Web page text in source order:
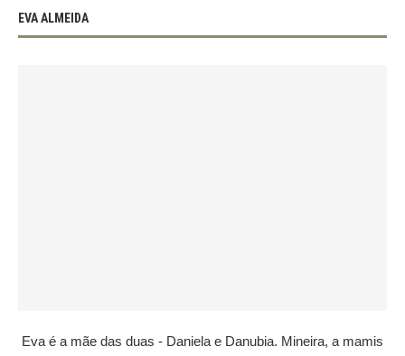
EVA ALMEIDA
Eva é a mãe das duas - Daniela e Danubia. Mineira, a mamis